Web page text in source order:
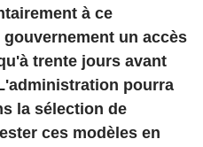
à ce
un accès
trente jours avant
pourra
la sélection de
ces modèles en